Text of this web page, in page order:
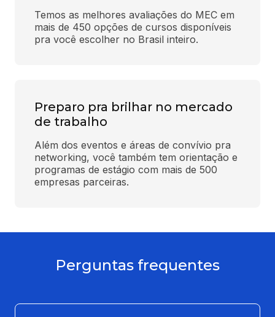
Temos as melhores avaliações do MEC em
mais de 450 opções de cursos disponíveis
pra você escolher no Brasil inteiro.
Preparo pra brilhar no mercado
de trabalho
Além dos eventos e áreas de convívio pra
networking, você também tem orientação e
programas de estágio com mais de 500
empresas parceiras.
Perguntas frequentes